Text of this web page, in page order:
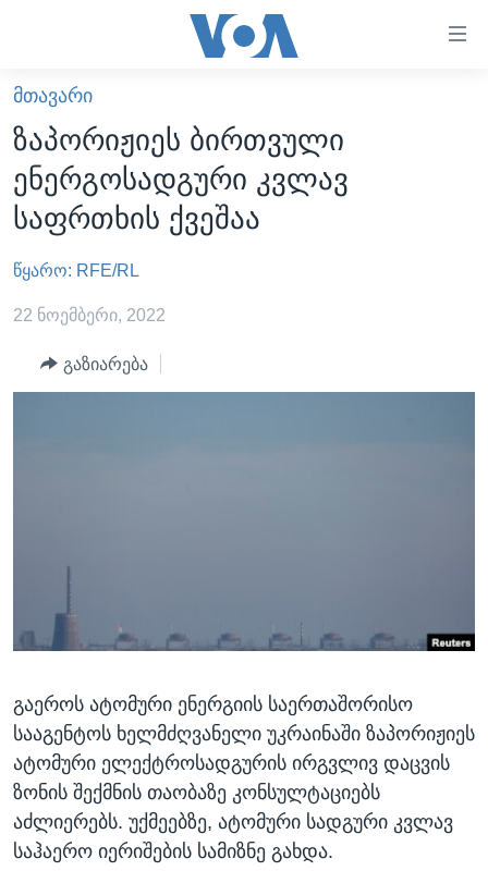
ხელმისაწვდომობისთვის
გადადით
მთავარზე
გადადით
მთავარ
ნავიგაციაზე
გადადით
ძიებაზე
ᲐᲮᲐᲚᲘ ᲐᲛᲑᲔᲑᲘ
ᲡᲐᲥᲐᲠᲗᲕᲔᲚᲝ
ᲐᲨᲨ
ᲐᲨᲨ-ᲘᲡ ᲐᲠᲩᲔᲕᲜᲔᲑᲘ 2024
ᲛᲡᲝᲤᲚᲘᲝ
ᲕᲘᲓᲔᲝᲔᲑᲘ
ᲒᲐᲓᲐᲪᲔᲛᲔᲑᲘ
ᲒᲐᲚᲘᲚᲔᲝ
ᲓᲔᲖᲘᲜᲤᲝᲠᲛᲐᲪᲘᲐ
ᲛᲗᲐᲕᲐᲠᲘ
ზაპორიჟიეს ბირთვული
ენერგოსადგური კვლავ
საფრთხის ქვეშაა
წყარო: RFE/RL
22 ნოემბერი, 2022
გაზიარება
გაეროს ატომური ენერგიის საერთაშორისო
სააგენტოს ხელმძღვანელი უკრაინაში ზაპორიჟიეს
ატომური ელექტროსადგურის ირგვლივ დაცვის
ზონის შექმნის თაობაზე კონსულტაციებს
აძლიერებს. უქმეებზე, ატომური სადგური კვლავ
საჰაერო იერიშების სამიზნე გახდა.